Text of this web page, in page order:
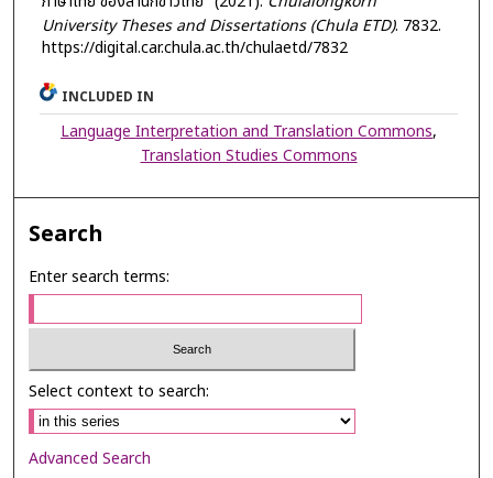
University Theses and Dissertations (Chula ETD). 7832.
https://digital.car.chula.ac.th/chulaetd/7832
INCLUDED IN
Language Interpretation and Translation Commons,
Translation Studies Commons
Search
Enter search terms:
Select context to search:
Advanced Search